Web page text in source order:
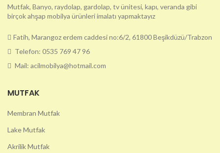
Mutfak, Banyo, raydolap, gardolap, tv ünitesi, kapı, veranda gibi
birçok ahşap mobilya ürünleri imalatı yapmaktayız
Fatih, Marangoz erdem caddesi no:6/2, 61800 Beşikdüzü/Trabzon
Telefon: 0535 769 47 96
Mail: acilmobilya@hotmail.com
MUTFAK
Membran Mutfak
Lake Mutfak
Akrilik Mutfak